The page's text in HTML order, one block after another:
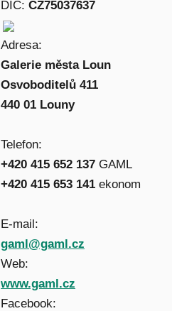
DIČ: CZ75037637
Adresa:
Galerie města Loun
Osvoboditelů 411
440 01 Louny
Telefon:
+420 415 652 137 GAML
+420 415 653 141 ekonom
E-mail:
gaml@gaml.cz
Web:
www.gaml.cz
Facebook: